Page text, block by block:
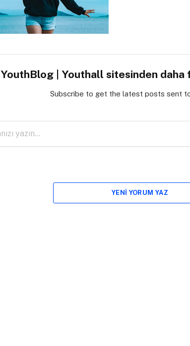
YouthBlog | Youthall sitesinden daha
Subscribe to get the latest posts sent
YENI YORUM YAZ